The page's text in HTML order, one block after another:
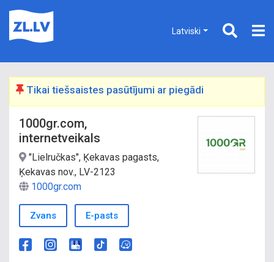
Latviski
Tikai tiešsaistes pasūtījumi ar piegādi
1000gr.com,
internetveikals
"Lielručkas", Ķekavas pagasts,
Ķekavas nov., LV-2123
1000gr.com
Zvans E-pasts